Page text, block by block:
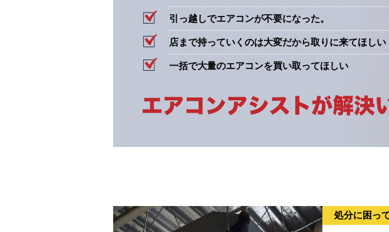
引っ越しでエアコンが不要になった。
店まで持っていくのは大変だから取りに来てほしい
一括で大量のエアコンを買い取ってほしい
処分に困っ